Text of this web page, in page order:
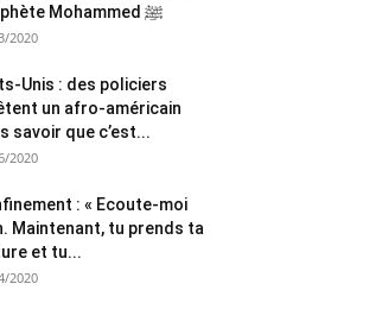
Prophète Mohammed ﷺ
2020
Unis : des policiers
un afro-américain
savoir que c’est...
2020
: « Ecoute-moi
Maintenant, tu prends ta
et tu...
2020